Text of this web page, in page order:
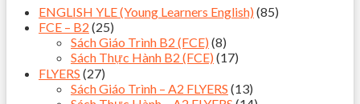
ENGLISH YLE (Young Learners English) (85)
FCE – B2 (25)
Sách Giáo Trình B2 (FCE) (8)
Sách Thực Hành B2 (FCE) (17)
FLYERS (27)
Sách Giáo Trình – A2 FLYERS (13)